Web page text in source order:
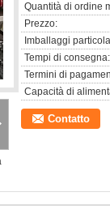
Quantità di ordine
Prezzo:
Imballaggi
Tempi di consegna:
Termini di
Capacità di
Contatto